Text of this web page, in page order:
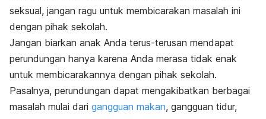
seksual, jangan ragu untuk membicarakan masalah ini
dengan pihak sekolah.
Jangan biarkan anak Anda terus-terusan mendapat
perundungan hanya karena Anda merasa tidak enak
untuk membicarakannya dengan pihak sekolah.
Pasalnya, perundungan dapat mengakibatkan berbagai
masalah mulai dari gangguan makan, gangguan tidur,